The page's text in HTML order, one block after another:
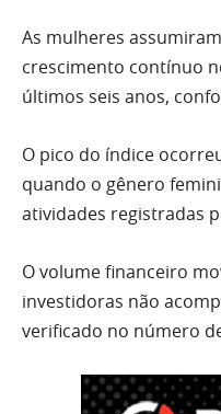
As mulheres
crescimento contínuo
últimos seis anos,
O pico do índice
quando o gênero
atividades registradas
O volume financeiro
investidoras não
verificado no número